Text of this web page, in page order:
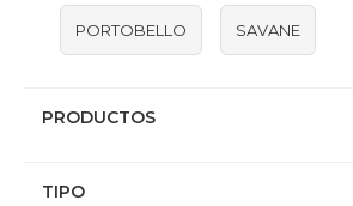
PORTOBELLO SAVANE
PRODUCTOS
TIPO